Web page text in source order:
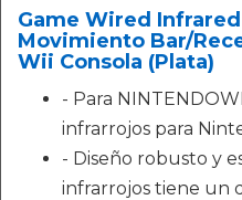
Game Wired
Movimiento Bar/
Wii Consola (Plata)
- Para
infrarrojos para
- Diseño robusto y
infrarrojos tiene un